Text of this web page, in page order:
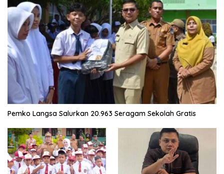
Pemko Langsa Salurkan 20.963 Seragam Sekolah Gratis